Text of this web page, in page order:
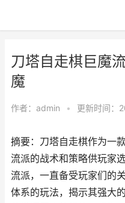
刀塔自走棋巨魔
魔
作者： admin • 更新时间：
摘要：刀塔自走棋作为一
流派的战术和策略供玩家
流派，一直备受玩家们的
体系的玩法，揭示其强大